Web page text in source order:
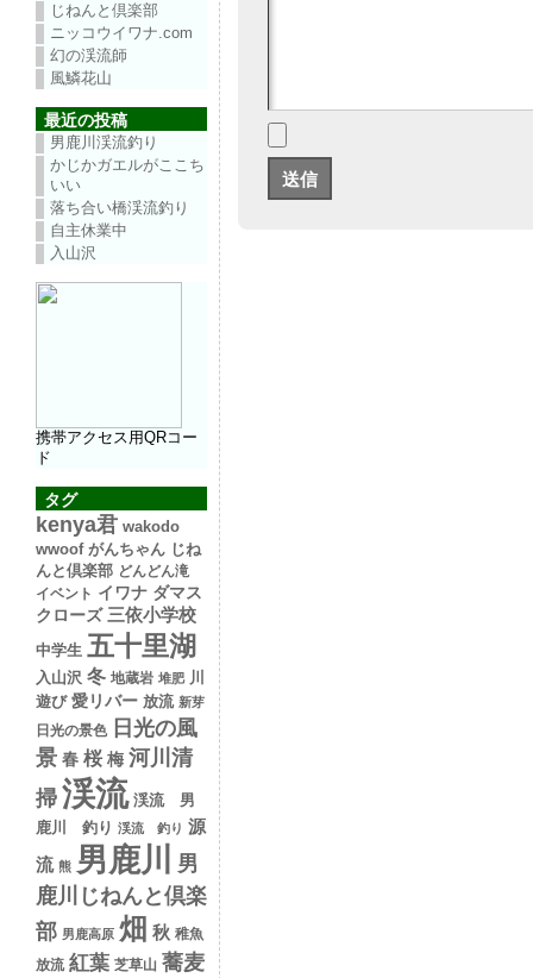
じねんと倶楽部
ニッコウイワナ.com
幻の渓流師
風鱗花山
最近の投稿
男鹿川渓流釣り
かじかガエルがここち
いい
落ち合い橋渓流釣り
自主休業中
入山沢
携帯アクセス用QRコー
ド
タグ
kenya君 wakodo
wwoof がんちゃん じね
んと倶楽部 どんどん滝
イベント イワナ ダマス
クローズ 三依小学校
中学生 五十里湖
入山沢 冬 地蔵岩 堆肥 川
遊び 愛リバー 放流 新芽
日光の景色
日光の風
景 春 桜 梅 河川清
掃渓流 渓流 男
鹿川 釣り 渓流 釣り 源
流 熊 男鹿川
男
鹿川じねんと倶楽
部 男鹿高原 畑 秋 稚魚
放流 紅葉 芝草山 蕎麦